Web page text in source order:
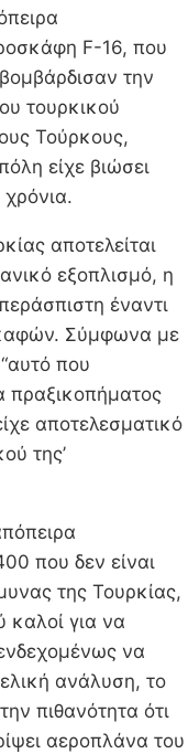
F-16, που
την
τουρκικού
Τούρκους,
είχε βιώσει
αποτελείται
εξοπλισμό, η
έναντι
Σύμφωνα με
που
πραξικοπήματος
αποτελεσματικό
της’
που δεν είναι
της Τουρκίας,
καλοί για να
να
ανάλυση, το
πιθανότητα ότι
αεροπλάνα του